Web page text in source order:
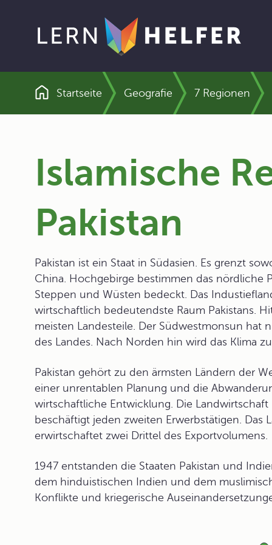
Pfadnavigation
Startseite Geografie 7 Regionen
Islamische
Pakistan
Pakistan ist ein Staat in Südasien. Es grenzt
China. Hochgebirge bestimmen das nördliche
Steppen und Wüsten bedeckt. Das
wirtschaftlich bedeutendste Raum Pakistans.
meisten Landesteile. Der Südwestmonsun hat
des Landes. Nach Norden hin wird das Klima
Pakistan gehört zu den ärmsten Ländern der
einer unrentablen Planung und die
wirtschaftliche Entwicklung. Die
beschäftigt jeden zweiten Erwerbstätigen. Das
erwirtschaftet zwei Drittel des Exportvolumens.
1947 entstanden die Staaten Pakistan und
dem hinduistischen Indien und dem
Konflikte und kriegerische